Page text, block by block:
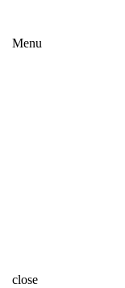
Menu
close